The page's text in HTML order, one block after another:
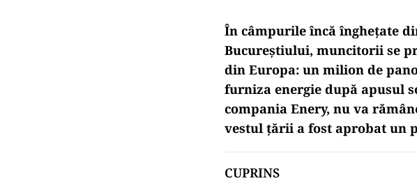
În câmpurile încă înghețate
Bucureștiului, muncitorii se
din Europa: un milion de
furniza energie după apusul
compania Enery, nu va
vestul țării a fost aprobat un
CUPRINS